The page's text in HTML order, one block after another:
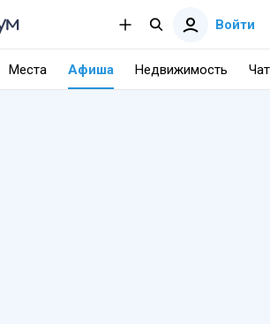
Войти
Места Афиша Недвижимость Чат